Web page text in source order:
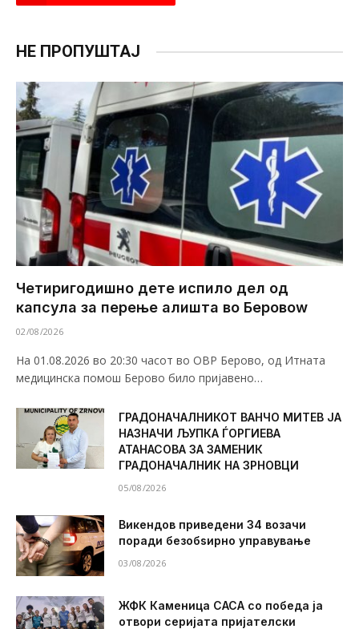
НЕ ПРОПУШТАЈ
Четиригодишно дете испило дел од
капсула за перење алишта во Беровоw
02/08/2026
На 01.08.2026 во 20:30 часот во ОВР Берово, од Итната
медицинска помош Берово било пријавено…
ГРАДОНАЧАЛНИКОТ ВАНЧО МИТЕВ ЈА
НАЗНАЧИ ЉУПКА ЃОРГИЕВА
АТАНАСОВА ЗА ЗАМЕНИК
ГРАДОНАЧАЛНИК НА ЗРНОВЦИ
05/08/2026
Викендов приведени 34 возачи
поради безобѕирно управување
03/08/2026
ЖФК Каменица САСА со победа ја
отвори серијата пријателски